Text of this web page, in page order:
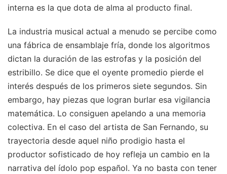
interna es la que dota de alma al producto final.
La industria musical actual a menudo se percibe como
una fábrica de ensamblaje fría, donde los algoritmos
dictan la duración de las estrofas y la posición del
estribillo. Se dice que el oyente promedio pierde el
interés después de los primeros siete segundos. Sin
embargo, hay piezas que logran burlar esa vigilancia
matemática. Lo consiguen apelando a una memoria
colectiva. En el caso del artista de San Fernando, su
trayectoria desde aquel niño prodigio hasta el
productor sofisticado de hoy refleja un cambio en la
narrativa del ídolo pop español. Ya no basta con tener